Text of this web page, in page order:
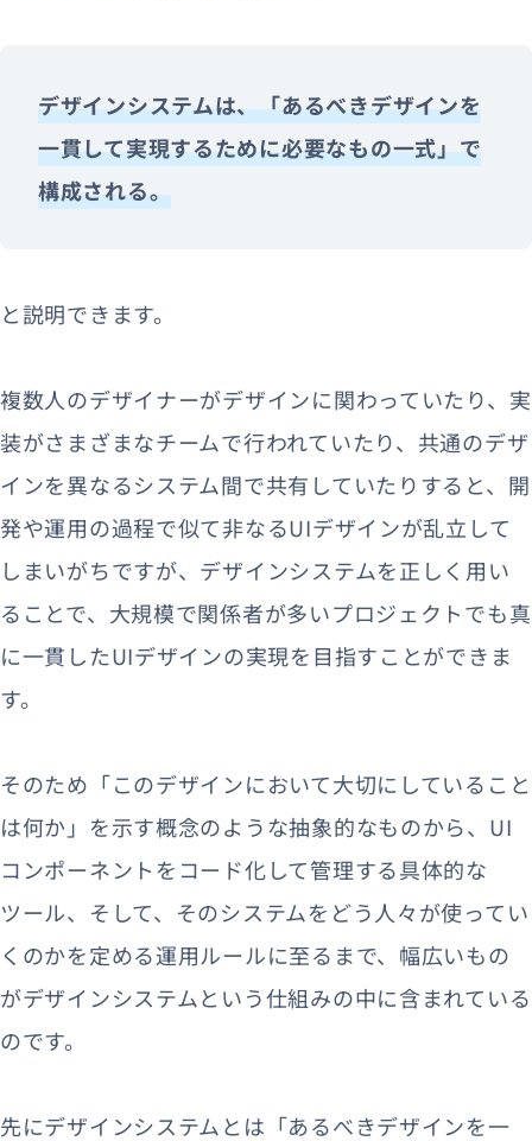
デザインシステムは、「あるべきデザインを
一貫して実現するために必要なもの一式」で
構成される。
と説明できます。
複数人のデザイナーがデザインに関わっていたり、実
装がさまざまなチームで行われていたり、共通のデザ
インを異なるシステム間で共有していたりすると、開
発や運用の過程で似て非なるUIデザインが乱立して
しまいがちですが、デザインシステムを正しく用い
ることで、大規模で関係者が多いプロジェクトでも真
に一貫したUIデザインの実現を目指すことができま
す。
そのため「このデザインにおいて大切にしていること
は何か」を示す概念のような抽象的なものから、UI
コンポーネントをコード化して管理する具体的な
ツール、そして、そのシステムをどう人々が使ってい
くのかを定める運用ルールに至るまで、幅広いもの
がデザインシステムという仕組みの中に含まれている
のです。
先にデザインシステムとは「あるべきデザインを一